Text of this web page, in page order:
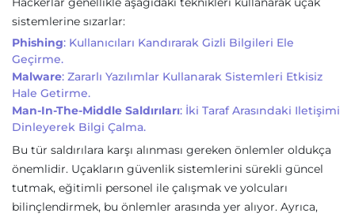
sistemlerine sızarlar:
Phishing: Kullanıcıları Kandırarak Gizli Bilgileri Ele
Geçirme.
Malware: Zararlı Yazılımlar Kullanarak Sistemleri Etkisiz
Hale Getirme.
Man-In-The-Middle Saldırıları: İki Taraf Arasındaki Iletişimi
Dinleyerek Bilgi Çalma.
Bu tür saldırılara karşı alınması gereken önlemler oldukça
önemlidir. Uçakların güvenlik sistemlerini sürekli güncel
tutmak, eğitimli personel ile çalışmak ve yolcuları
bilinçlendirmek, bu önlemler arasında yer alıyor. Ayrıca,